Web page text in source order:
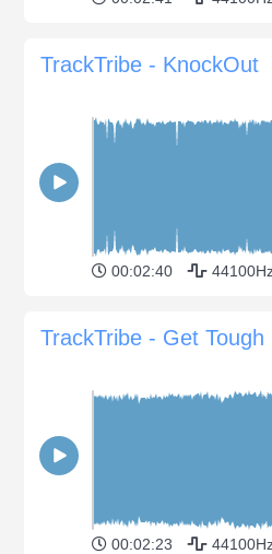
TrackTribe - KnockOut
00:02:40
TrackTribe - Get Tough
00:02:23